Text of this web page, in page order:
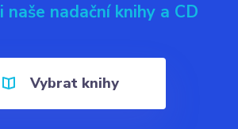
naše nadační knihy a CD
Vybrat knihy